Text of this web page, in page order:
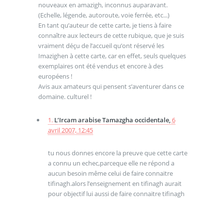
nouveaux en amazigh, inconnus auparavant.
(Echelle, légende, autoroute, voie ferrée, etc...)
En tant qu’auteur de cette carte, je tiens à faire
connaître aux lecteurs de cette rubique, que je suis
vraiment déçu de l’accueil qu’ont réservé les
Imazighen à cette carte, car en effet, seuls quelques
exemplaires ont été vendus et encore à des
européens !
Avis aux amateurs qui pensent s’aventurer dans ce
domaine. culturel !
1. L’Ircam arabise Tamazgha occidentale,6
avril 2007, 12:45
tu nous donnes encore la preuve que cette carte
a connu un echec,parceque elle ne répond a
aucun besoin même celui de faire connaitre
tifinagh.alors l’enseignement en tifinagh aurait
pour objectif lui aussi de faire connaitre tifinagh